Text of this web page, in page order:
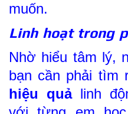
muốn.
Linh hoạt trong
Nhờ hiểu tâm lý,
bạn cần phải tìm
hiệu quả linh